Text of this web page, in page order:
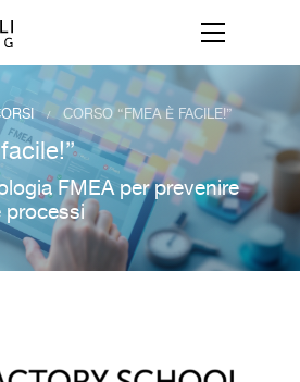
/ CORSO “FMEA È FACILE!”
FMEA per prevenire